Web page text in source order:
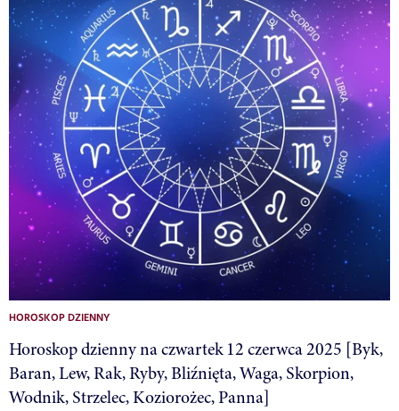
HOROSKOP DZIENNY
Horoskop dzienny na czwartek 12 czerwca 2025 [Byk,
Baran, Lew, Rak, Ryby, Bliźnięta, Waga, Skorpion,
Wodnik, Strzelec, Koziorożec, Panna]